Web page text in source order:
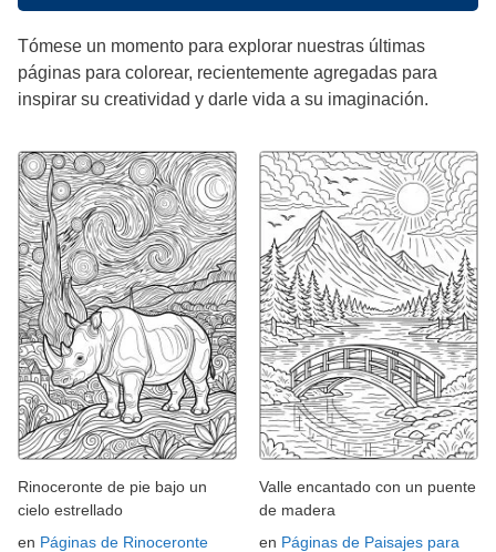
Tómese un momento para explorar nuestras últimas
páginas para colorear, recientemente agregadas para
inspirar su creatividad y darle vida a su imaginación.
Rinoceronte de pie bajo un
cielo estrellado
en Páginas de Rinoceronte
Valle encantado con un puente
de madera
en Páginas de Paisajes para